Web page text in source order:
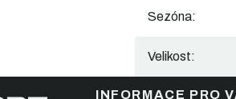
Sezóna:
Velikost:
INFORMACE PRO